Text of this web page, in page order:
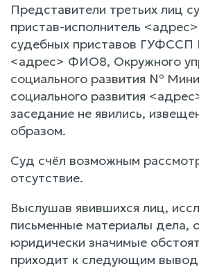
Представители третьих лиц
пристав-исполнитель
судебных приставов ГУФССП
<адрес> ФИО8, Окружного
социального развития №
социального развития
заседание не явились,
образом.
Суд счёл возможным
отсутствие.
Выслушав явившихся лиц,
письменные материалы дела,
юридически значимые
приходит к следующим